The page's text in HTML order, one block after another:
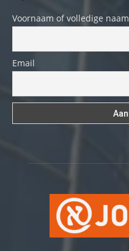
Voornaam of volledige naam
Email